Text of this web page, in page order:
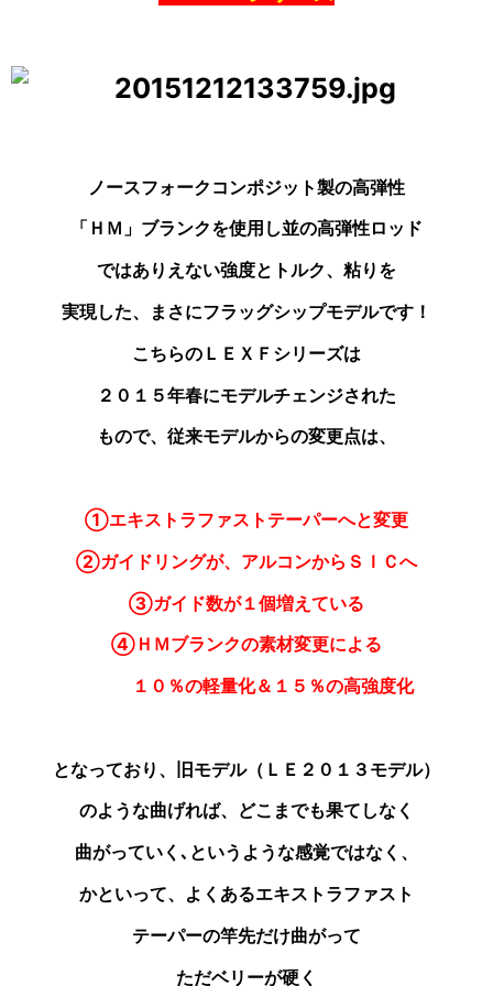
ノースフォークコンポジット製の高弾性
「ＨＭ」ブランクを使用し並の高弾性ロッド
ではありえない強度とトルク、 粘りを
実現した、まさにフラッグシップモデルです！
こちらのＬＥＸＦシリーズは
２０１５年春にモデルチェンジされた
もので、従来モデルからの変更点は、
①エキストラファストテーパーへと変更
②ガイドリングが、アルコンからＳＩＣへ
③ガイド数が１個増えている
④ＨＭブランクの素材変更による
１０％の軽量化＆１５％の高強度化
となっており、旧モデル（ＬＥ２０１３モデル）
のような曲げれば、どこまでも果てしなく
曲がっていく､ というような感覚ではなく、
かといって、よくあるエキストラファスト
テーパーの竿先だけ曲がって
ただベリーが硬く